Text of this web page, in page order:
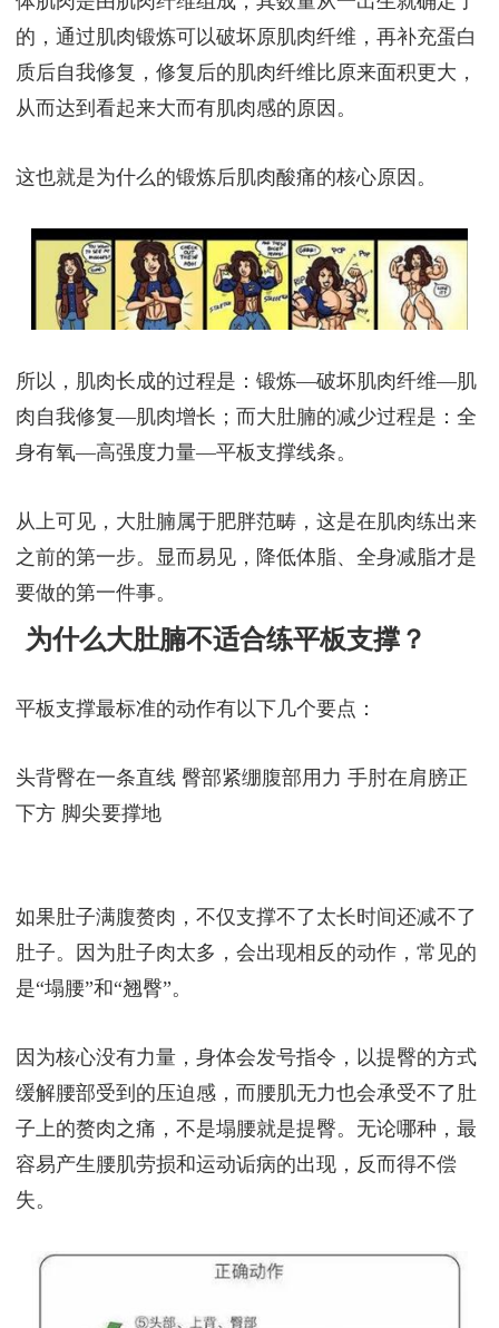
的，通过肌肉锻炼可以破坏原肌肉纤维，再补充蛋白
质后自我修复，修复后的肌肉纤维比原来面积更大，
从而达到看起来大而有肌肉感的原因。
这也就是为什么的锻炼后肌肉酸痛的核心原因。
所以，肌肉长成的过程是：锻炼—破坏肌肉纤维—肌
肉自我修复—肌肉增长；而大肚腩的减少过程是：全
身有氧—高强度力量—平板支撑线条。
从上可见，大肚腩属于肥胖范畴，这是在肌肉练出来
之前的第一步。显而易见，降低体脂、全身减脂才是
要做的第一件事。
为什么大肚腩不适合练平板支撑？
平板支撑最标准的动作有以下几个要点：
头背臀在一条直线 臀部紧绷腹部用力 手肘在肩膀正
下方 脚尖要撑地
如果肚子满腹赘肉，不仅支撑不了太长时间还减不了
肚子。因为肚子肉太多，会出现相反的动作，常见的
是“塌腰”和“翘臀”。
因为核心没有力量，身体会发号指令，以提臀的方式
缓解腰部受到的压迫感，而腰肌无力也会承受不了肚
子上的赘肉之痛，不是塌腰就是提臀。无论哪种，最
容易产生腰肌劳损和运动诟病的出现，反而得不偿
失。